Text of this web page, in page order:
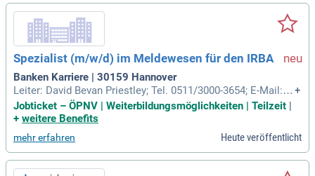
Spezialist (m/w/d) im Meldewesen für den IRBA
Banken Karriere | 30159 Hannover
Leiter: David Bevan Priestley; Tel. 0511/3000-3654; E-Mail: D
avidbevan.priestley@sparkasse-hannover.de. Teamkoordina
tor: Frerich Buchholz; Tel. 0511/3000-2712; E-Mail: Frerich.b
+
Jobticket – ÖPNV | Weiterbildungsmöglichkeiten | Teilzeit |
+ weitere Benefits
mehr erfahren Heute veröffentlicht